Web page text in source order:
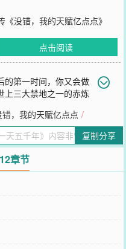
《没错，我的天赋亿点点》
点击阅读
的第一时间，你又会做
上三大禁地之一的赤炼
，我甚至掌握了玄界所有的
不清的秘密。直到有一天，当
书友群：260576392）
还不错的话请不要忘记向您QQ
错，我的天赋亿点点 /
复制分享
章节